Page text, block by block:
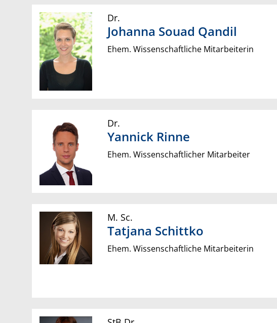
Dr.
Johanna Souad Qandil
Ehem. Wissenschaftliche Mitarbeiterin
Dr.
Yannick Rinne
Ehem. Wissenschaftlicher Mitarbeiter
M. Sc.
Tatjana Schittko
Ehem. Wissenschaftliche Mitarbeiterin